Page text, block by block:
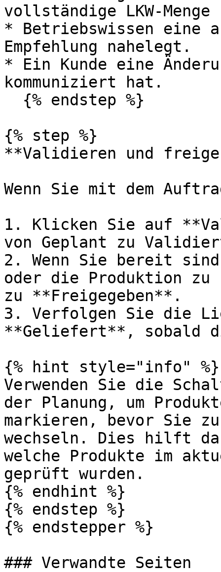
vollständige LKW-
* Betriebswissen eine
Empfehlung nahelegt.
* Ein Kunde eine
kommuniziert hat.
{% step %}
**Validieren und
Wenn Sie mit dem
1. Klicken Sie auf
von Geplant zu
2. Wenn Sie bereit
oder die Produktion zu
zu **Freigegeben**.
3. Verfolgen Sie die
**Geliefert**, sobald
{% hint style="info" %}
Verwenden Sie die
der Planung, um
markieren, bevor Sie
wechseln. Dies hilft
welche Produkte im
geprüft wurden.
{% endhint %}
{% endstep %}
{% endstepper %}
### Verwandte Seiten